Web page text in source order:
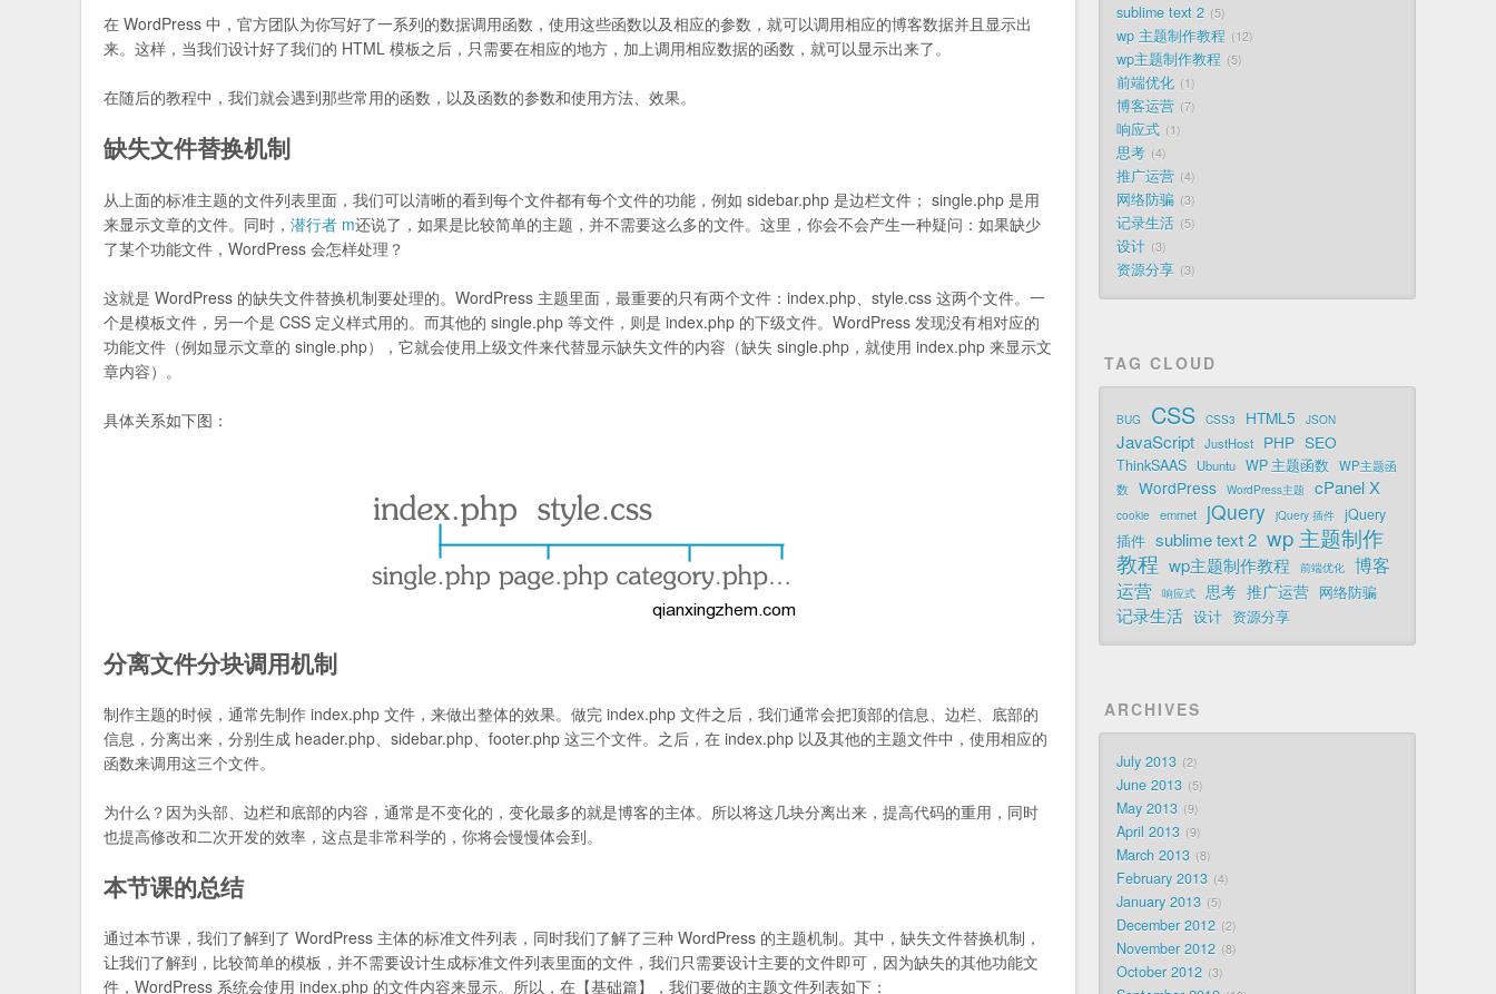
在 WordPress 中，官方团队为你写好了一系列的数据调用函数，使用这些函数以及相应的参数，就可以调用相应的博客数据并且显示出
来。这样，当我们设计好了我们的 HTML 模板之后，只需要在相应的地方，加上调用相应数据的函数，就可以显示出来了。
在随后的教程中，我们就会遇到那些常用的函数，以及函数的参数和使用方法、效果。
缺失文件替换机制
从上面的标准主题的文件列表里面，我们可以清晰的看到每个文件都有每个文件的功能，例如 sidebar.php 是边栏文件； single.php 是用
来显示文章的文件。同时，潜行者 m还说了，如果是比较简单的主题，并不需要这么多的文件。这里，你会不会产生一种疑问：如果缺少
了某个功能文件，WordPress 会怎样处理？
这就是 WordPress 的缺失文件替换机制要处理的。WordPress 主题里面，最重要的只有两个文件：index.php、style.css 这两个文件。一
个是模板文件，另一个是 CSS 定义样式用的。而其他的 single.php 等文件，则是 index.php 的下级文件。WordPress 发现没有相对应的
功能文件（例如显示文章的 single.php），它就会使用上级文件来代替显示缺失文件的内容（缺失 single.php，就使用 index.php 来显示文
章内容）。
具体关系如下图：
分离文件分块调用机制
制作主题的时候，通常先制作 index.php 文件，来做出整体的效果。做完 index.php 文件之后，我们通常会把顶部的信息、边栏、底部的
信息，分离出来，分别生成 header.php、sidebar.php、footer.php 这三个文件。之后，在 index.php 以及其他的主题文件中，使用相应的
函数来调用这三个文件。
为什么？因为头部、边栏和底部的内容，通常是不变化的，变化最多的就是博客的主体。所以将这几块分离出来，提高代码的重用，同时
也提高修改和二次开发的效率，这点是非常科学的，你将会慢慢体会到。
本节课的总结
通过本节课，我们了解到了 WordPress 主体的标准文件列表，同时我们了解了三种 WordPress 的主题机制。其中，缺失文件替换机制，
让我们了解到，比较简单的模板，并不需要设计生成标准文件列表里面的文件，我们只需要设计主要的文件即可，因为缺失的其他功能文
件，WordPress 系统会使用 index.php 的文件内容来显示。所以，在【基础篇】，我们要做的主题文件列表如下：
sublime text 2 5
wp 主题制作教程 12
wp主题制作教程 5
前端优化 1
博客运营 7
响应式 1
思考 4
推广运营 4
网络防骗 3
记录生活 5
设计 3
资源分享 3
TAG CLOUD
BUG CSS CSS3 HTML5 JSON
JavaScript JustHost PHP SEO
ThinkSAAS Ubuntu WP 主题函数 WP主题函
数 WordPress WordPress主题 cPanel X
cookie emmet jQuery jQuery 插件
jQuery
插件 sublime text 2 wp 主题制作
教程 wp主题制作教程 前端优化
博客
运营
响应式 思考 推广运营 网络防骗
记录生活 设计 资源分享
ARCHIVES
July 2013 2
June 2013 5
May 2013 9
April 2013 9
March 2013 8
February 2013 4
January 2013 5
December 2012 2
November 2012 8
October 2012 3